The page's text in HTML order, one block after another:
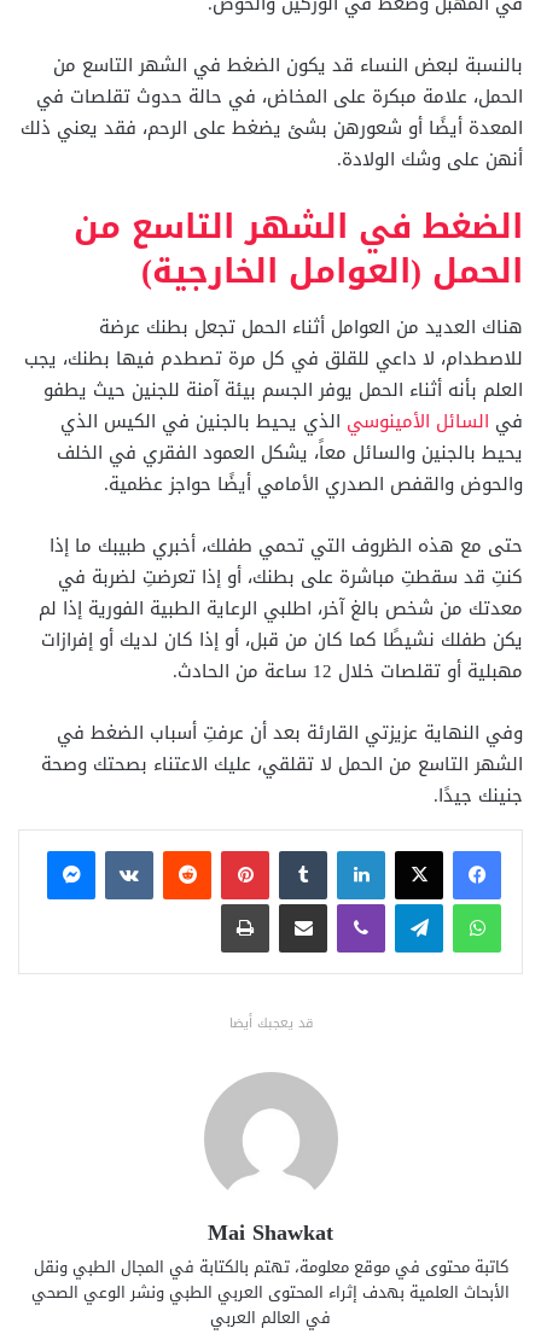
بالنسبة لبعض النساء قد يكون الضغط في الشهر التاسع من
الحمل، علامة مبكرة على المخاض، في حالة حدوث تقلصات في
المعدة أيضًا أو شعورهن بشئ يضغط على الرحم، فقد يعني ذلك
أنهن على وشك الولادة.
الضغط في الشهر التاسع من
الحمل (العوامل الخارجية)
هناك العديد من العوامل أثناء الحمل تجعل بطنك عرضة
للاصطدام، لا داعي للقلق في كل مرة تصطدم فيها بطنك، يجب
العلم بأنه أثناء الحمل يوفر الجسم بيئة آمنة للجنين حيث يطفو
في السائل الأمينوسي الذي يحيط بالجنين في الكيس الذي
يحيط بالجنين والسائل معاً، يشكل العمود الفقري في الخلف
والحوض والقفص الصدري الأمامي أيضًا حواجز عظمية.
حتى مع هذه الظروف التي تحمي طفلك، أخبري طبيبك ما إذا
كنتِ قد سقطتِ مباشرة على بطنك، أو إذا تعرضتِ لضربة في
معدتك من شخص بالغ آخر، اطلبي الرعاية الطبية الفورية إذا لم
يكن طفلك نشيطًا كما كان من قبل، أو إذا كان لديك أو إفرازات
مهبلية أو تقلصات خلال 12 ساعة من الحادث.
وفي النهاية عزيزتي القارئة بعد أن عرفتِ أسباب الضغط في
الشهر التاسع من الحمل لا تقلقي، عليك الاعتناء بصحتك وصحة
جنينك جيدًا.
فيسبوكX لينكدإن بينتيريست
ماسنجر
واتساب تيلقرام ڤايبر مشاركة عبر البريد طباعة
قد يعجبك أيضا
Mai Shawkat
كاتبة محتوى في موقع معلومة، تهتم بالكتابة في المجال الطبي ونقل
الأبحاث العلمية بهدف إثراء المحتوى العربي الطبي ونشر الوعي الصحي
في العالم العربي